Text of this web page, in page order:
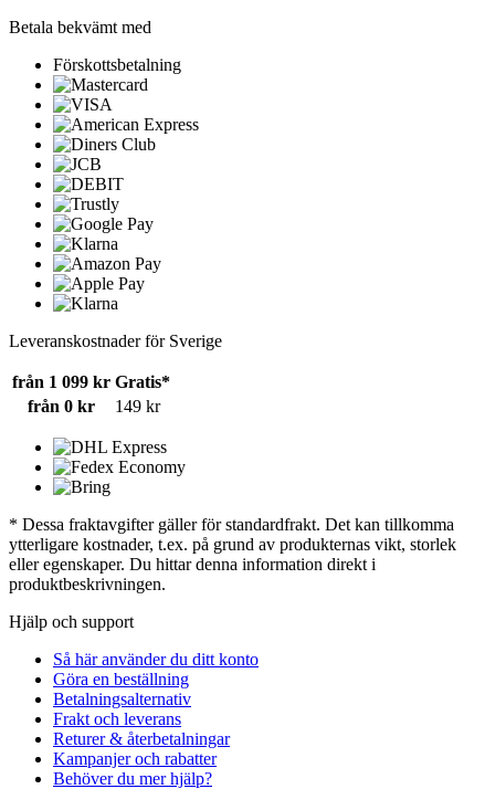
Betala bekvämt med
Förskottsbetalning
Leveranskostnader för Sverige
från 1 099 kr Gratis*
från 0 kr
149 kr
* Dessa fraktavgifter gäller för standardfrakt. Det kan tillkomma
ytterligare kostnader, t.ex. på grund av produkternas vikt, storlek
eller egenskaper. Du hittar denna information direkt i
produktbeskrivningen.
Hjälp och support
Så här använder du ditt konto
Göra en beställning
Betalningsalternativ
Frakt och leverans
Returer & återbetalningar
Kampanjer och rabatter
Behöver du mer hjälp?